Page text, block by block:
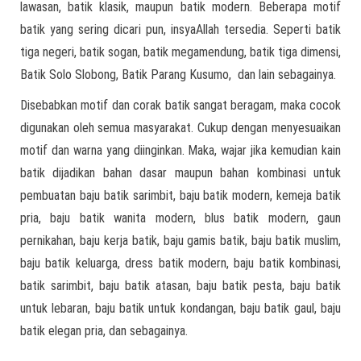
lawasan, batik klasik, maupun batik modern. Beberapa motif
batik yang sering dicari pun, insyaAllah tersedia. Seperti batik
tiga negeri, batik sogan, batik megamendung, batik tiga dimensi,
Batik Solo Slobong, Batik Parang Kusumo, dan lain sebagainya.
Disebabkan motif dan corak batik sangat beragam, maka cocok
digunakan oleh semua masyarakat. Cukup dengan menyesuaikan
motif dan warna yang diinginkan. Maka, wajar jika kemudian kain
batik dijadikan bahan dasar maupun bahan kombinasi untuk
pembuatan baju batik sarimbit, baju batik modern, kemeja batik
pria, baju batik wanita modern, blus batik modern, gaun
pernikahan, baju kerja batik, baju gamis batik, baju batik muslim,
baju batik keluarga, dress batik modern, baju batik kombinasi,
batik sarimbit, baju batik atasan, baju batik pesta, baju batik
untuk lebaran, baju batik untuk kondangan, baju batik gaul, baju
batik elegan pria, dan sebagainya.